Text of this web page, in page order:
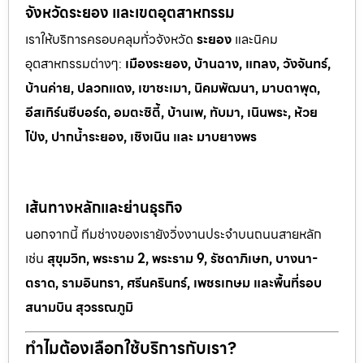
จังหวัดระยอง และเขตอุตสาหกรรม
เราให้บริการครอบคลุมทั่วจังหวัด ระยอง และนิคม
อุตสาหกรรมต่างๆ: เมืองระยอง, บ้านฉาง, แกลง, วังจันทร์,
บ้านค่าย, ปลวกแดง, เขาชะเมา, นิคมพัฒนา, มาบตาพุด,
อีสเทิร์นซีบอร์ด, อมตะซิตี้, บ้านเพ, ทับมา, เนินพระ, ห้วย
โป่ง, ปากน้ำระยอง, เชิงเนิน และ มาบยางพร
เส้นทางหลักและย่านธุรกิจ
นอกจากนี้ ทีมช่างของเรายังวิ่งงานประจำบนถนนสายหลัก
เช่น สุขุมวิท, พระราม 2, พระราม 9, รัชดาภิเษก, บางนา-
ตราด, รามอินทรา, ศรีนครินทร์, เพชรเกษม และพื้นที่รอบ
สนามบิน สุวรรณภูมิ
ทำไมต้องเลือกใช้บริการกับเรา?